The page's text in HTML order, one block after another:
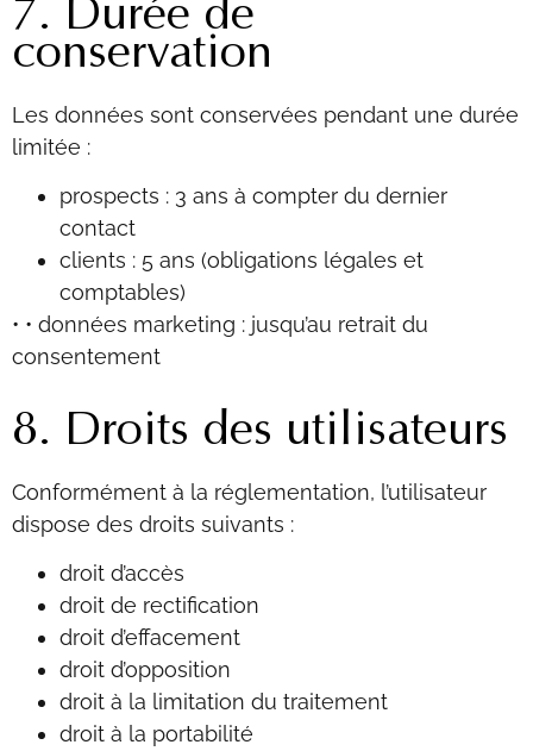
7. Durée de
conservation
Les données sont conservées pendant une durée
limitée :
prospects : 3 ans à compter du dernier
contact
clients : 5 ans (obligations légales et
comptables)
• • données marketing : jusqu’au retrait du
consentement
8. Droits des utilisateurs
Conformément à la réglementation, l’utilisateur
dispose des droits suivants :
droit d’accès
droit de rectification
droit d’effacement
droit d’opposition
droit à la limitation du traitement
droit à la portabilité